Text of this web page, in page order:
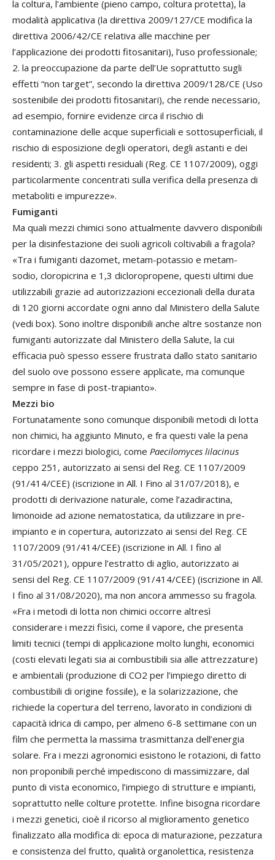
la coltura, l’ambiente (pieno campo, coltura protetta), la
modalità applicativa (la direttiva 2009/127/CE modifica la
direttiva 2006/42/CE relativa alle macchine per
l’applicazione dei prodotti fitosanitari), l’uso professionale;
2. la preoccupazione da parte dell’Ue soprattutto sugli
effetti “non target”, secondo la direttiva 2009/128/CE (Uso
sostenibile dei prodotti fitosanitari), che rende necessario,
ad esempio, fornire evidenze circa il rischio di
contaminazione delle acque superficiali e sottosuperficiali, il
rischio di esposizione degli operatori, degli astanti e dei
residenti; 3. gli aspetti residuali (Reg. CE 1107/2009), oggi
particolarmente concentrati sulla verifica della presenza di
metaboliti e impurezze».
Fumiganti
Ma quali mezzi chimici sono attualmente davvero disponibili
per la disinfestazione dei suoli agricoli coltivabili a fragola?
«Tra i fumiganti dazomet, metam-potassio e metam-
sodio, cloropicrina e 1,3 dicloropropene, questi ultimi due
utilizzabili grazie ad autorizzazioni eccezionali della durata
di 120 giorni accordate ogni anno dal Ministero della Salute
(vedi box). Sono inoltre disponibili anche altre sostanze non
fumiganti autorizzate dal Ministero della Salute, la cui
efficacia può spesso essere frustrata dallo stato sanitario
del suolo ove possono essere applicate, ma comunque
sempre in fase di post-trapianto».
Mezzi bio
Fortunatamente sono comunque disponibili metodi di lotta
non chimici, ha aggiunto Minuto, e fra questi vale la pena
ricordare i mezzi biologici, come Paecilomyces lilacinus
ceppo 251, autorizzato ai sensi del Reg. CE 1107/2009
(91/414/CEE) (iscrizione in All. I Fino al 31/07/2018), e
prodotti di derivazione naturale, come l’azadiractina,
limonoide ad azione nematostatica, da utilizzare in pre-
impianto e in copertura, autorizzato ai sensi del Reg. CE
1107/2009 (91/414/CEE) (iscrizione in All. I fino al
31/05/2021), oppure l’estratto di aglio, autorizzato ai
sensi del Reg. CE 1107/2009 (91/414/CEE) (iscrizione in All.
I fino al 31/08/2020), ma non ancora ammesso su fragola.
«Fra i metodi di lotta non chimici occorre altresì
considerare i mezzi fisici, come il vapore, che presenta
limiti tecnici (tempi di applicazione molto lunghi, economici
(costi elevati legati sia ai combustibili sia alle attrezzature)
e ambientali (produzione di CO2 per l’impiego diretto di
combustibili di origine fossile), e la solarizzazione, che
richiede la copertura del terreno, lavorato in condizioni di
capacità idrica di campo, per almeno 6-8 settimane con un
film che permetta la massima trasmittanza dell’energia
solare. Fra i mezzi agronomici esistono le rotazioni, di fatto
non proponibili perché impediscono di massimizzare, dal
punto di vista economico, l’impiego di strutture e impianti,
soprattutto nelle colture protette. Infine bisogna ricordare
i mezzi genetici, cioè il ricorso al miglioramento genetico
finalizzato alla modifica di: epoca di maturazione, pezzatura
e consistenza del frutto, qualità organolettica, resistenza